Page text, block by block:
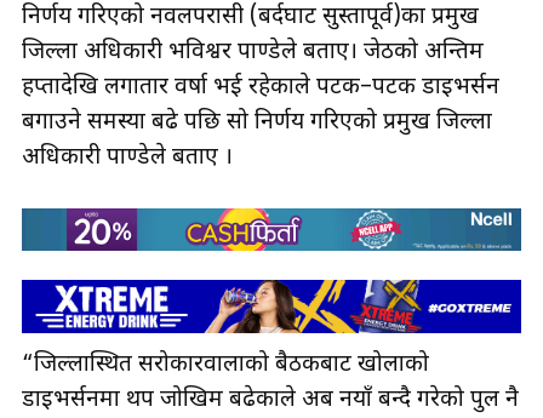
निर्णय गरिएको नवलपरासी (बर्दघाट सुस्तापूर्व)का प्रमुख
जिल्ला अधिकारी भविश्वर पाण्डेले बताए। जेठको अन्तिम
हप्तादेखि लगातार वर्षा भई रहेकाले पटक–पटक डाइभर्सन
बगाउने समस्या बढे पछि सो निर्णय गरिएको प्रमुख जिल्ला
अधिकारी पाण्डेले बताए ।
“जिल्लास्थित सरोकारवालाको बैठकबाट खोलाको
डाइभर्सनमा थप जोखिम बढेकाले अब नयाँ बन्दै गरेको पुल नै